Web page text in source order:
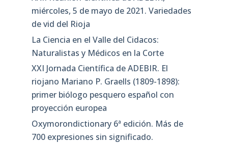
miércoles, 5 de mayo de 2021. Variedades
de vid del Rioja
La Ciencia en el Valle del Cidacos:
Naturalistas y Médicos en la Corte
XXI Jornada Científica de ADEBIR. El
riojano Mariano P. Graells (1809-1898):
primer biólogo pesquero español con
proyección europea
Oxymorondictionary 6ª edición. Más de
700 expresiones sin significado.